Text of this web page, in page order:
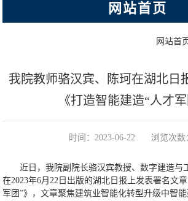
网站首页
网站首
我院教师骆汉宾、陈珂在湖北日
《打造智能建造“人才军
时间：2023-06-22 浏览次数
近日，我院副院长骆汉宾教授、数字建造与
在2023年6月22日出版的湖北日报上发表署名文
军团”》，文章聚焦建筑业智能化转型升级中智